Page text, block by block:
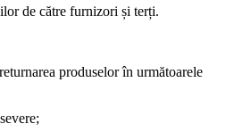
de către furnizori și terți.
produselor în următoarele